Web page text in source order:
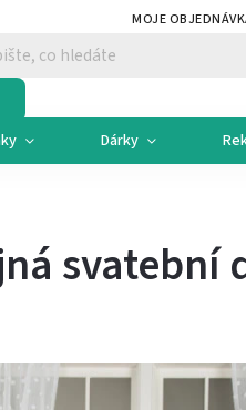
MOJE
Dárky
svatební